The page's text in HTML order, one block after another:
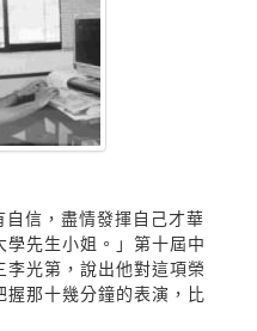
自信，盡情發揮自己才華
先生小姐。」第十屆中
光第，說出他對這項榮
那十幾分鐘的表演，比